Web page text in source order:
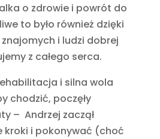
o zdrowie i powrót do
to było również dzięki
i ludzi dobrej
z całego serca.
i silna wola
chodzić, poczęły
– Andrzej zaczął
kroki i pokonywać (choć